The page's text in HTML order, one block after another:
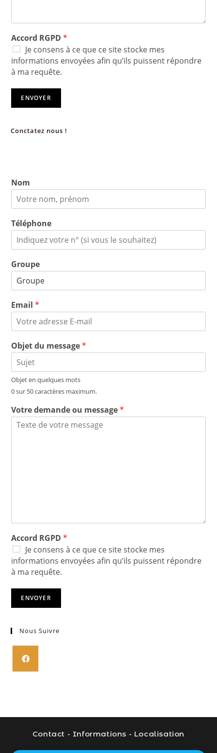
Accord RGPD*
Je consens à ce que ce site stocke mes
informations envoyées afin qu’ils puissent répondre
à ma requête.
ENVOYER
Conctatez nous !
Nom
Téléphone
Groupe
Email*
Objet du message*
Objet en quelques mots
0 sur 50 caractères maximum.
Votre demande ou message*
Accord RGPD*
Je consens à ce que ce site stocke mes
informations envoyées afin qu’ils puissent répondre
à ma requête.
ENVOYER
Nous Suivre
Contact - Informations - Localisation